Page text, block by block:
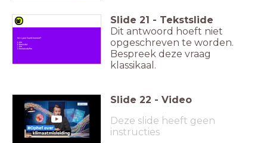
Slide 21 - Tekstslide
Dit antwoord hoeft niet
opgeschreven te worden.
Bespreek deze vraag
klassikaal.
Slide 22 - Video
Deze slide heeft geen
instructies